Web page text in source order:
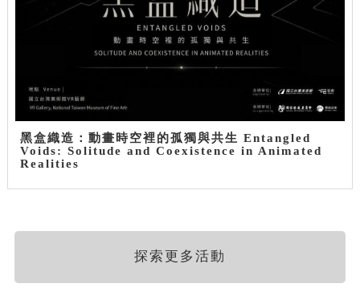
黑盒織造：動畫時空裡的孤獨與共生 Entangled
Voids: Solitude and Coexistence in Animated
Realities
探索更多活動